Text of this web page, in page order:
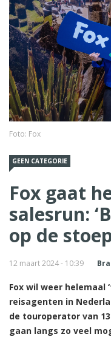
Foto: Fox
GEEN CATEGORIE
Fox gaat
salesrun:
op de
12 maart 2024 - 10:39
Fox wil weer helemaal
reisagenten in
de touroperator van
gaan langs zo veel